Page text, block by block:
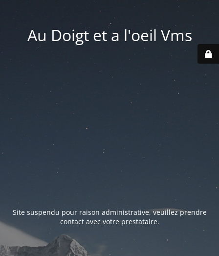
Au Doigt et a l'oeil Vms
Site suspendu pour raison administrative, veuillez prendre
contact avec votre prestataire.